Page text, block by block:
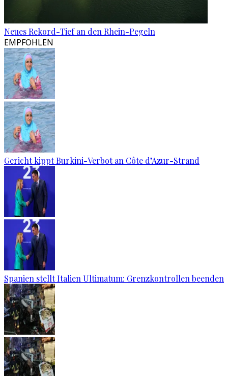
Neues Rekord-Tief an den Rhein-Pegeln
EMPFOHLEN
Gericht kippt Burkini-Verbot an Côte d’Azur-Strand
Spanien stellt Italien Ultimatum: Grenzkontrollen beenden